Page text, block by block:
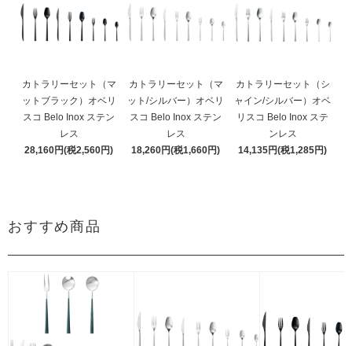
カトラリーセット（マ
ットブラック）オベリ
スコ Belo Inox ステン
レス
28,160円(税2,560円)
カトラリーセット（マ
ット/シルバー）オベリ
スコ Belo Inox ステン
レス
18,260円(税1,660円)
カトラリーセット（シ
ャイン/シルバー）オベ
リスコ Belo Inox ステ
ンレス
14,135円(税1,285円)
おすすめ商品